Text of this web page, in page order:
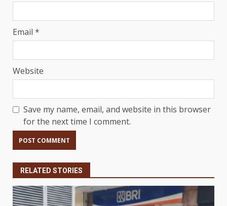
Email *
Website
Save my name, email, and website in this browser
for the next time I comment.
RELATED STORIES